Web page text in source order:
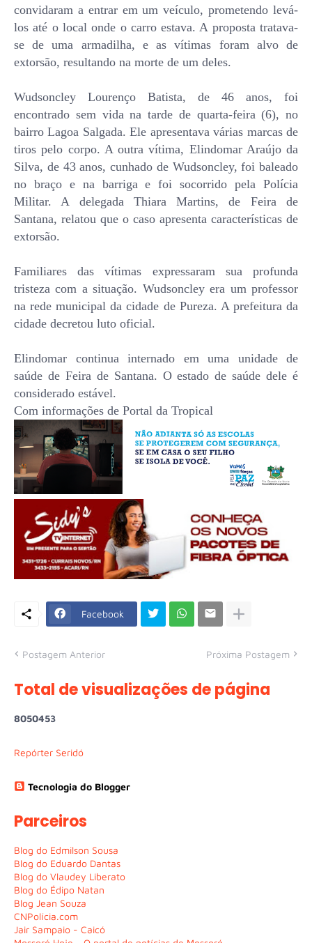
convidaram a entrar em um veículo, prometendo levá-
los até o local onde o carro estava. A proposta tratava-
se de uma armadilha, e as vítimas foram alvo de
extorsão, resultando na morte de um deles.
Wudsoncley Lourenço Batista, de 46 anos, foi
encontrado sem vida na tarde de quarta-feira (6), no
bairro Lagoa Salgada. Ele apresentava várias marcas de
tiros pelo corpo. A outra vítima, Elindomar Araújo da
Silva, de 43 anos, cunhado de Wudsoncley, foi baleado
no braço e na barriga e foi socorrido pela Polícia
Militar. A delegada Thiara Martins, de Feira de
Santana, relatou que o caso apresenta características de
extorsão.
Familiares das vítimas expressaram sua profunda
tristeza com a situação. Wudsoncley era um professor
na rede municipal da cidade de Pureza. A prefeitura da
cidade decretou luto oficial.
Elindomar continua internado em uma unidade de
saúde de Feira de Santana. O estado de saúde dele é
considerado estável.
Com informações de Portal da Tropical
Facebook
Postagem Anterior Próxima Postagem
Total de visualizações de página
8050453
Repórter Seridó
Tecnologia do Blogger
Parceiros
Blog do Edmilson Sousa
Blog do Eduardo Dantas
Blog do Vlaudey Liberato
Blog do Édipo Natan
Blog Jean Souza
CNPolícia.com
Jair Sampaio - Caicó